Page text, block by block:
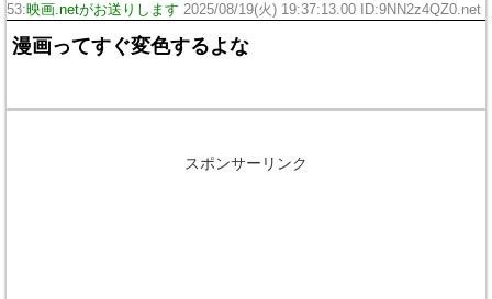
53:映画.netがお送りします 2025/08/19(火) 19:37:13.00 ID:9NN2z4QZ0.net
漫画ってすぐ変色するよな
スポンサーリンク